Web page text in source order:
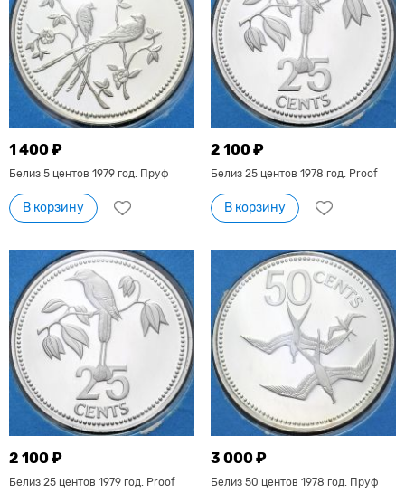
1 400 ₽
Белиз 5 центов 1979 год. Пруф
В корзину
2 100 ₽
Белиз 25 центов 1978 год. Proof
В корзину
2 100 ₽
Белиз 25 центов 1979 год. Proof
3 000 ₽
Белиз 50 центов 1978 год. Пруф